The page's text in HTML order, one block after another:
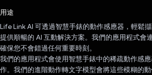
用途
Life Link AI 可透過智慧手錶的動作感應器，輕鬆
提供順暢的 AI 互動解決方案。我們的應用程式會
確保您不會錯過任何重要時刻。
我們的應用程式會使用智慧手錶中的稀疏動作感
作。我們的進階動作轉文字模型會將這些模糊的